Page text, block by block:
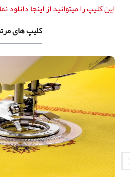
اين كليپ را ميتوانيد از اينجا دانلود
کلیپ های مرتبط